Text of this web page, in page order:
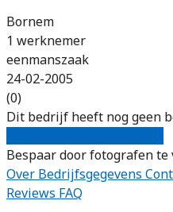
Bornem
1 werknemer
eenmanszaak
24-02-2005
(0)
Dit bedrijf heeft nog geen
Bespaar door fotografen
Over Bedrijfsgegevens
Reviews FAQ